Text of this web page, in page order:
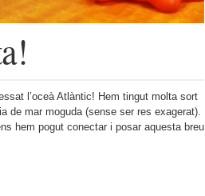
l’oceà Atlàntic! Hem tingut molta sort
de mar moguda (sense ser res exagerat).
hem pogut conectar i posar aquesta breu